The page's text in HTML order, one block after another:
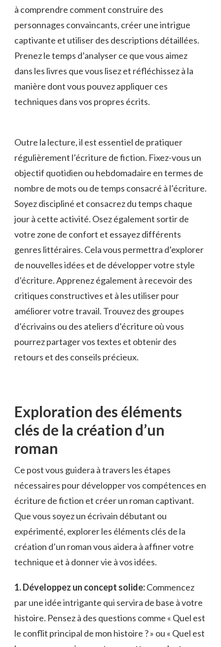
‌à comprendre comment construire des
personnages convaincants, créer​ une intrigue⁤
captivante⁣ et utiliser des descriptions détaillées.
Prenez ⁣le temps d’analyser ce que vous aimez
dans les livres que vous lisez et réfléchissez à​ la‌
manière dont vous pouvez appliquer ​ces
techniques ⁣dans vos propres écrits.
Outre la ​lecture, il est essentiel ‌de pratiquer
régulièrement l’écriture de fiction. Fixez-vous‍ un
objectif quotidien ou ​hebdomadaire ⁤en ⁢termes de
nombre de mots ​ou de temps‍ consacré à ​l’écriture.
Soyez discipliné et consacrez du temps chaque
jour à cette activité. Osez également sortir de⁤
votre zone ⁣de confort et essayez ‍différents
genres littéraires.⁣ Cela vous permettra d’explorer​
de nouvelles ⁤idées et‍ de développer votre style
d’écriture. ​Apprenez également ‌à recevoir des
critiques​ constructives et à les utiliser ⁤pour
améliorer votre⁢ travail. Trouvez des groupes
d’écrivains ou des ateliers d’écriture où vous
pourrez partager vos textes et obtenir‍ des
retours⁢ et‌ des ⁣conseils précieux.
Exploration‌ des éléments ​
clés de la création d’un
roman
Ce‍ post ⁤vous ‍guidera à travers les étapes
nécessaires pour développer vos ⁣compétences en
écriture de fiction et créer un roman ‍captivant.
Que ⁢vous soyez un écrivain débutant ou
expérimenté, explorer les éléments clés de ⁣la
⁢création d’un roman vous aidera à affiner votre
technique et à donner vie à ⁢vos idées.
1. Développez un concept‍ solide:Commencez
par une idée intrigante qui⁣ servira⁢ de base à votre
histoire. Pensez à des questions comme « Quel est
‍le conflit principal⁤ de mon‍ histoire ? » ou « Quel ‌est